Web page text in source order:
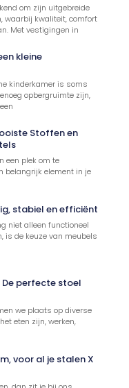
om zijn uitgebreide
waarbij kwaliteit, comfort
Met vestigingen in
kleine
kinderkamer is soms
opbergruimte zijn,
Stoffen en
een plek om te
belangrijk element in je
stabiel en efficiënt
niet alleen functioneel
is de keuze van meubels
perfecte stoel
we plaats op diverse
eten zijn, werken,
voor al je stalen X